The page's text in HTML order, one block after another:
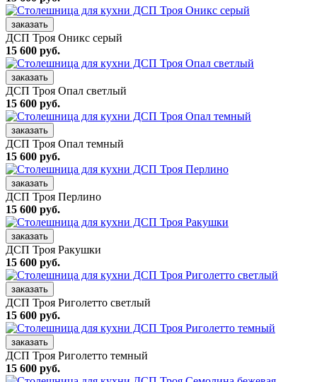
заказать
ДСП Троя Оникс серый
15 600 руб.
заказать
ДСП Троя Опал светлый
15 600 руб.
заказать
ДСП Троя Опал темный
15 600 руб.
заказать
ДСП Троя Перлино
15 600 руб.
заказать
ДСП Троя Ракушки
15 600 руб.
заказать
ДСП Троя Риголетто светлый
15 600 руб.
заказать
ДСП Троя Риголетто темный
15 600 руб.